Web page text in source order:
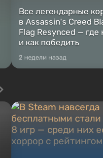
Все легендарные
в Assassin's Creed
Flag Resynced — где
и как победить
2 недели назад